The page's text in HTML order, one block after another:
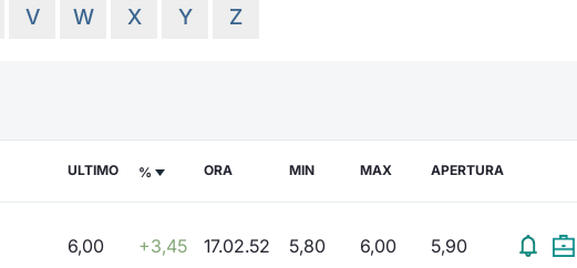
V W X Y Z
ULTIMO % ORA MIN MAX APERTURA
6,00 +3,45 17.02.52 5,80 6,00 5,90